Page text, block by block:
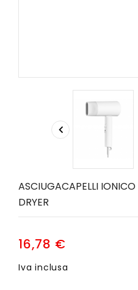

ASCIUGACAPELLI
DRYER
16,78 €
Iva inclusa